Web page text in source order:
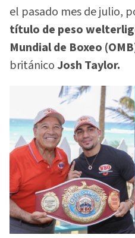
el pasado mes de julio,
título de peso
Mundial de Boxeo
británicoJosh Taylor.